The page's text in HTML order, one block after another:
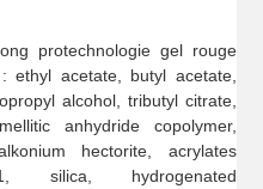
protechnologie gel rouge
acetate, butyl acetate,
alcohol, tributyl citrate,
anhydride copolymer,
hectorite, acrylates
1, silica, hydrogenated